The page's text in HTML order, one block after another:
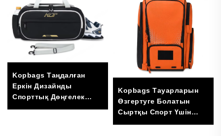
Kopbags Таңдалған
Еркін Дизайнды
Спорттық Дөңгелек
Сөмке, Баскетбол,
Kopbags Тауарларын
Өзгертуге Болатын
Сыртқы Спорт Үшін
Вельга Рақеттеріне